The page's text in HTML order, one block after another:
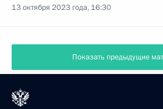
13 октября 2023 года, 16:30
Показать предыдущие